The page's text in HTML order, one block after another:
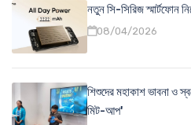
নতুন সি-সিরিজ স্মার্টফোন
08/04/2026
শিশুদের মহাকাশ ভাবনা ও
মিট-আপ'